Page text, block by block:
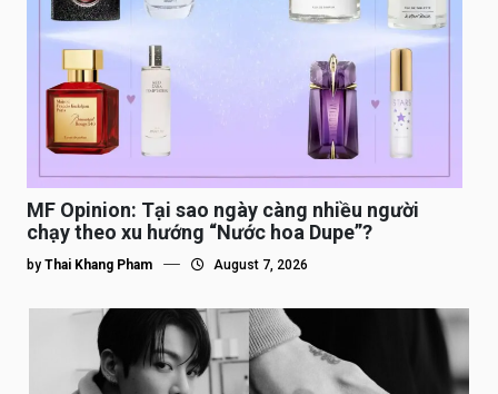
MF Opinion: Tại sao ngày càng nhiều người
chạy theo xu hướng “Nước hoa Dupe”?
by Thai Khang Pham August 7, 2026